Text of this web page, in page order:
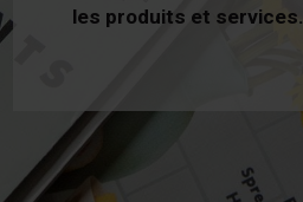
les produits et services.